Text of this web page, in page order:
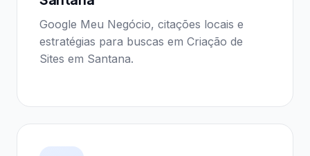
Google Meu Negócio, citações locais e
estratégias para buscas em Criação de
Sites em Santana.